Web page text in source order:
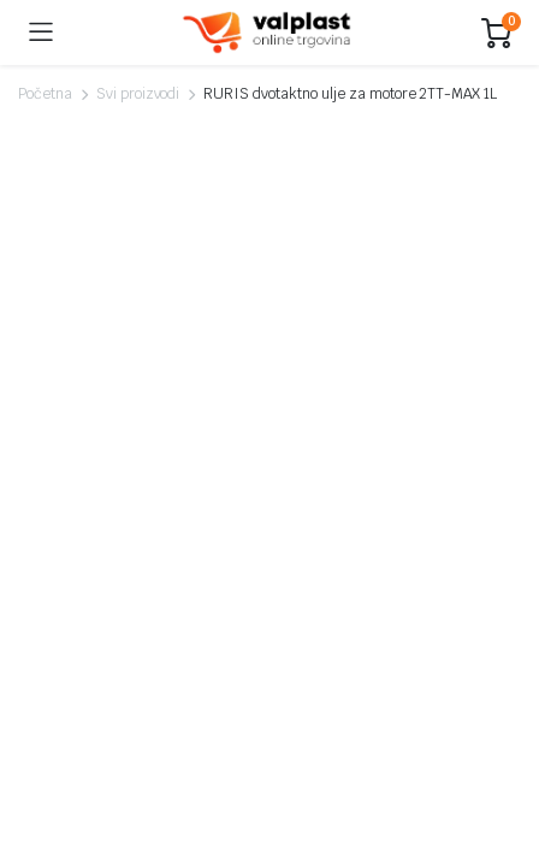
0
Početna Svi proizvodi RURIS dvotaktno ulje za motore 2TT-MAX 1L